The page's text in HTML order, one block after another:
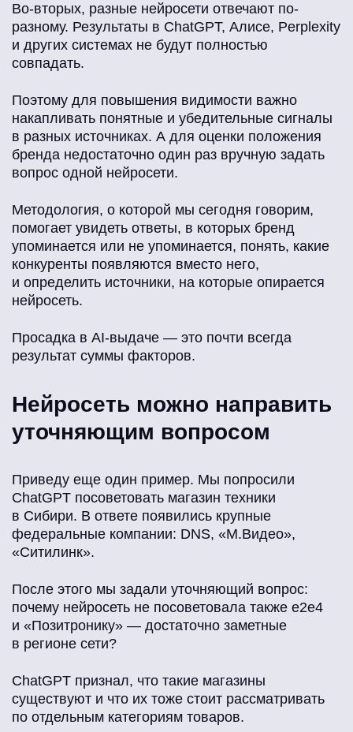
Во-вторых, разные нейросети отвечают по-
разному. Результаты в ChatGPT, Алисе, Perplexity
и других системах не будут полностью
совпадать.
Поэтому для повышения видимости важно
накапливать понятные и убедительные сигналы
в разных источниках. А для оценки положения
бренда недостаточно один раз вручную задать
вопрос одной нейросети.
Методология, о которой мы сегодня говорим,
помогает увидеть ответы, в которых бренд
упоминается или не упоминается, понять, какие
конкуренты появляются вместо него,
и определить источники, на которые опирается
нейросеть.
Просадка в AI-выдаче — это почти всегда
результат суммы факторов.
Нейросеть можно направить
уточняющим вопросом
Приведу еще один пример. Мы попросили
ChatGPT посоветовать магазин техники
в Сибири. В ответе появились крупные
федеральные компании: DNS, «М.Видео»,
«Ситилинк».
После этого мы задали уточняющий вопрос:
почему нейросеть не посоветовала также e2e4
и «Позитронику» — достаточно заметные
в регионе сети?
ChatGPT признал, что такие магазины
существуют и что их тоже стоит рассматривать
по отдельным категориям товаров.